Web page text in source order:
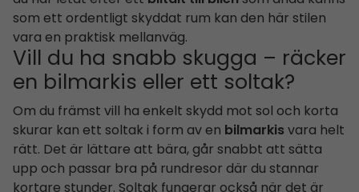
som ett ordentligt skyddat rum kan den här stilen
vara en praktisk mellanväg.
Vill du ha snabb skugga – räcker
en bilmarkis eller ett soltak?
Om du främst vill ha enkelt skydd mot sol och korta
skurar kan ett soltak i form av en bilmarkisvara helt
rätt. Det är lättare att bära, går snabbt att sätta
upp och passar bra på rundresor där du stannar